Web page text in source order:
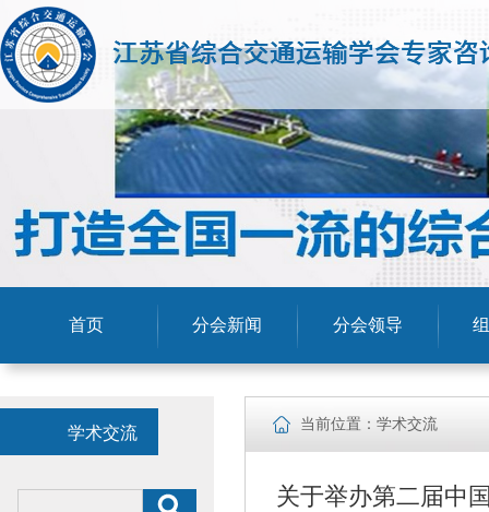
首页 分会新闻 分会领导
学术交流 当前位置：学术交流
关于举办第二届中